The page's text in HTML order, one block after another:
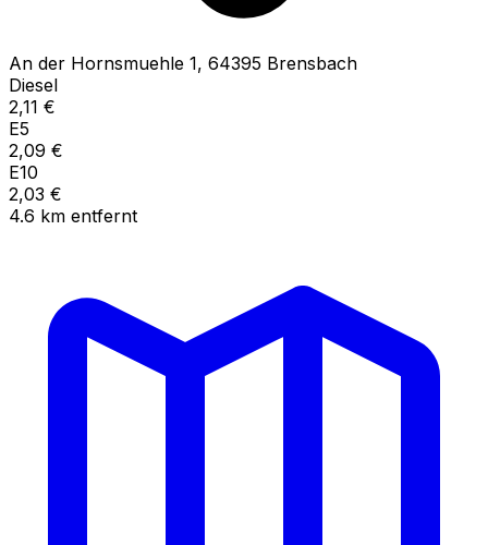
An der Hornsmuehle 1, 64395 Brensbach
Diesel
2,11 €
E5
2,09 €
E10
2,03 €
4.6 km entfernt